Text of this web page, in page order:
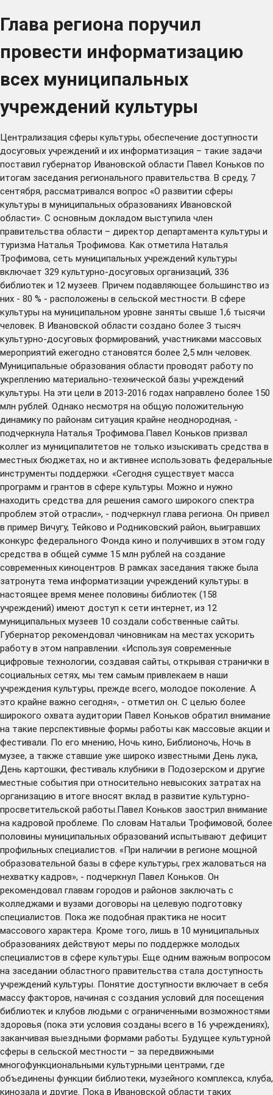
Глава региона поручил
провести информатизацию
всех муниципальных
учреждений культуры
Централизация сферы культуры, обеспечение доступности
досуговых учреждений и их информатизация – такие задачи
поставил губернатор Ивановской области Павел Коньков по
итогам заседания регионального правительства. В среду, 7
сентября, рассматривался вопрос «О развитии сферы
культуры в муниципальных образованиях Ивановской
области». С основным докладом выступила член
правительства области – директор департамента культуры и
туризма Наталья Трофимова. Как отметила Наталья
Трофимова, сеть муниципальных учреждений культуры
включает 329 культурно-досуговых организаций, 336
библиотек и 12 музеев. Причем подавляющее большинство из
них - 80 % - расположены в сельской местности. В сфере
культуры на муниципальном уровне заняты свыше 1,6 тысячи
человек. В Ивановской области создано более 3 тысяч
культурно-досуговых формирований, участниками массовых
мероприятий ежегодно становятся более 2,5 млн человек.
Муниципальные образования области проводят работу по
укреплению материально-технической базы учреждений
культуры. На эти цели в 2013-2016 годах направлено более 150
млн рублей. Однако несмотря на общую положительную
динамику по районам ситуация крайне неоднородная, -
подчеркнула Наталья Трофимова.Павел Коньков призвал
коллег из муниципалитетов не только изыскивать средства в
местных бюджетах, но и активнее использовать федеральные
инструменты поддержки. «Сегодня существует масса
программ и грантов в сфере культуры. Можно и нужно
находить средства для решения самого широкого спектра
проблем этой отрасли», - подчеркнул глава региона. Он привел
в пример Вичугу, Тейково и Родниковский район, выигравших
конкурс федерального Фонда кино и получивших в этом году
средства в общей сумме 15 млн рублей на создание
современных киноцентров. В рамках заседания также была
затронута тема информатизации учреждений культуры: в
настоящее время менее половины библиотек (158
учреждений) имеют доступ к сети интернет, из 12
муниципальных музеев 10 создали собственные сайты.
Губернатор рекомендовал чиновникам на местах ускорить
работу в этом направлении. «Используя современные
цифровые технологии, создавая сайты, открывая странички в
социальных сетях, мы тем самым привлекаем в наши
учреждения культуры, прежде всего, молодое поколение. А
это крайне важно сегодня», - отметил он. С целью более
широкого охвата аудитории Павел Коньков обратил внимание
на такие перспективные формы работы как массовые акции и
фестивали. По его мнению, Ночь кино, Библионочь, Ночь в
музее, а также ставшие уже широко известными День лука,
День картошки, фестиваль клубники в Подозерском и другие
местные события при относительно невысоких затратах на
организацию в итоге вносят вклад в развитие культурно-
просветительской работы.Павел Коньков заострил внимание
на кадровой проблеме. По словам Натальи Трофимовой, более
половины муниципальных образований испытывают дефицит
профильных специалистов. «При наличии в регионе мощной
образовательной базы в сфере культуры, грех жаловаться на
нехватку кадров», - подчеркнул Павел Коньков. Он
рекомендовал главам городов и районов заключать с
колледжами и вузами договоры на целевую подготовку
специалистов. Пока же подобная практика не носит
массового характера. Кроме того, лишь в 10 муниципальных
образованиях действуют меры по поддержке молодых
специалистов в сфере культуры. Еще одним важным вопросом
на заседании областного правительства стала доступность
учреждений культуры. Понятие доступности включает в себя
массу факторов, начиная с создания условий для посещения
библиотек и клубов людьми с ограниченными возможностями
здоровья (пока эти условия созданы всего в 16 учреждениях),
заканчивая выездными формами работы. Будущее культурной
сферы в сельской местности – за передвижными
многофункциональными культурными центрами, где
объединены функции библиотеки, музейного комплекса, клуба,
кинозала и другие. Пока в Ивановской области таких